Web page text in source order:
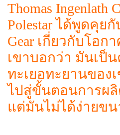
Thomas Ingenlath
Polestar ได้พูดคุย
Gear เกี่ยวกับโอก
เขาบอกว่า มันเป็
ทะเยอทะยานของ
ไปสู่ขั้นตอนการผ
แต่มันไม่ได้ง่ายข